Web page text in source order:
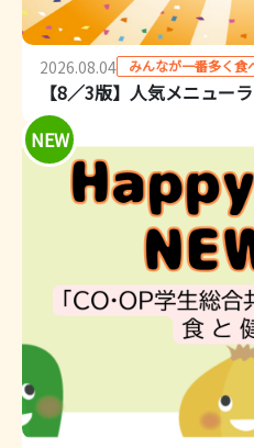
2026.08.04 みんなが一番多く食
【8／3版】人気メニュ
NEW